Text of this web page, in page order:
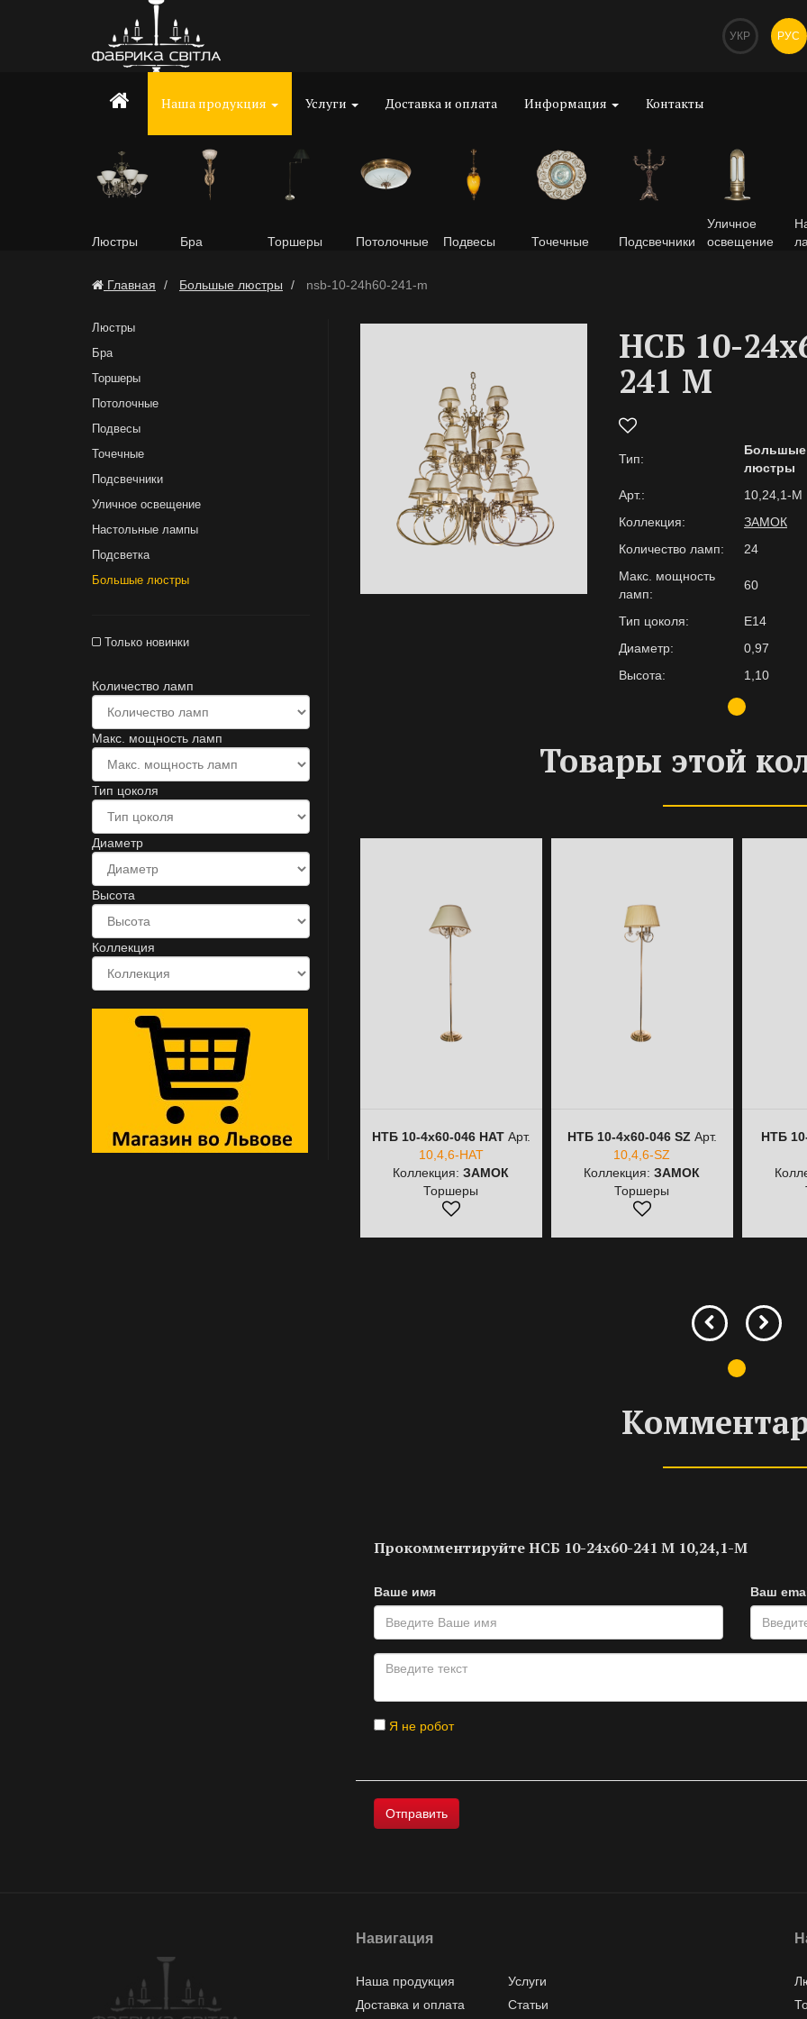
УКР РУС
Наша продукция Услуги Доставка и оплата Информация Контакты
Люстры Бра Торшеры Потолочные Подвесы Точечные Подсвечники
Уличное
освещение
Главная Большые люстры nsb-10-24h60-241-m
Люстры
Бра
Торшеры
Потолочные
Подвесы
Точечные
Подсвечники
Уличное освещение
Настольные лампы
Подсветка
Большые люстры
Только новинки
Количество ламп
Макс. мощность ламп
Тип цоколя
Диаметр
Высота
Коллекция
НСБ 10-
241 M
Тип:
Большые
люстры
Арт.:
10,24,1-M
Коллекция:
ЗАМОК
Количество ламп:
24
Макс. мощность
ламп:
60
Тип цоколя:
E14
Диаметр:
0,97
Высота:
1,10
Товары этой
НТБ 10-4х60-046 HATАрт.
10,4,6-HAT
Коллекция: ЗАМОК
Торшеры
НТБ 10-4х60-046 SZ Арт.
10,4,6-SZ
Коллекция: ЗАМОК
Торшеры
НТБ
Прокомментируйте НСБ 10-24х60-241 M 10,24,1-M
Ваше имя Ваш
Я не робот
Навигация
Наша продукция
Услуги
Доставка и оплата
Статьи